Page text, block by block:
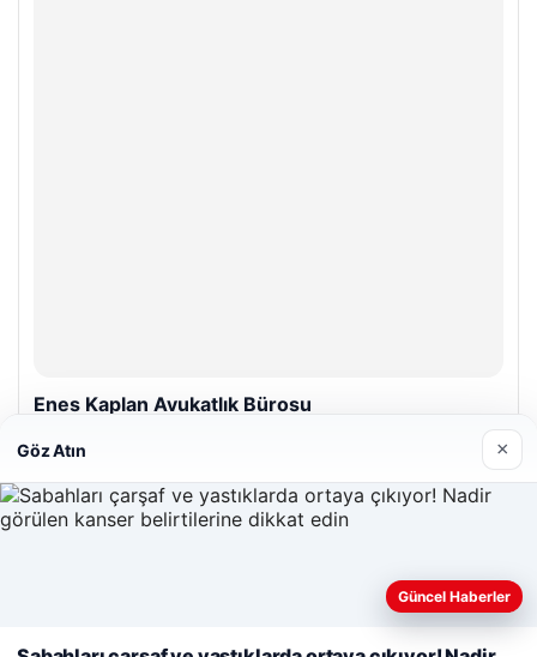
Web sitemizi nasıl kullandığınızı daha iyi anlayabilmek,
Göz Atın ×
Güncel Haberler